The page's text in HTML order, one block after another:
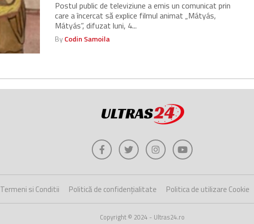
Postul public de televiziune a emis un comunicat prin
care a încercat să explice filmul animat „Mátyás,
Mátyás”, difuzat luni, 4...
ByCodin Samoila
Termeni si Conditii Politică de confidențialitate Politica de utilizare Cookie
Copyright © 2024 - Ultras24.ro